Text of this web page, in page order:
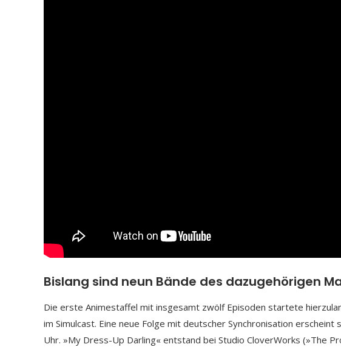
Bislang sind neun Bände des dazugehörigen
Die erste Animestaffel mit insgesamt zwölf Episoden startete
im Simulcast. Eine neue Folge mit deutscher Synchronisation
Uhr. »My Dress-Up Darling« entstand bei Studio CloverWorks (»The